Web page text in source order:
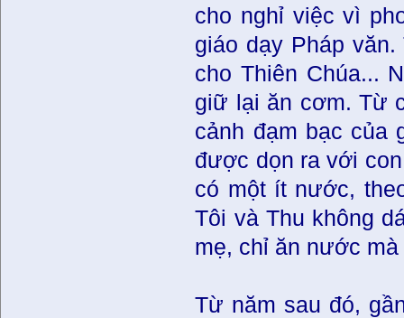
cho nghỉ việc vì
giáo dạy Pháp
cho Thiên Chúa...
giữ lại ăn cơm. Từ
cảnh đạm bạc của
được dọn ra với
có một ít nước,
Tôi và Thu không
mẹ, chỉ ăn nước mà
Từ năm sau đó,